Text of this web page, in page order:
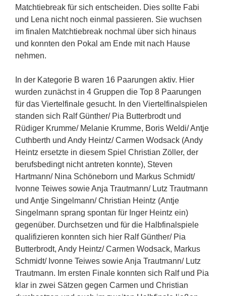
Matchtiebreak für sich entscheiden. Dies sollte Fabi
und Lena nicht noch einmal passieren. Sie wuchsen
im finalen Matchtiebreak nochmal über sich hinaus
und konnten den Pokal am Ende mit nach Hause
nehmen.
In der Kategorie B waren 16 Paarungen aktiv. Hier
wurden zunächst in 4 Gruppen die Top 8 Paarungen
für das Viertelfinale gesucht. In den Viertelfinalspielen
standen sich Ralf Günther/ Pia Butterbrodt und
Rüdiger Krumme/ Melanie Krumme, Boris Weldi/ Antje
Cuthberth und Andy Heintz/ Carmen Wodsack (Andy
Heintz ersetzte in diesem Spiel Christian Zöller, der
berufsbedingt nicht antreten konnte), Steven
Hartmann/ Nina Schöneborn und Markus Schmidt/
Ivonne Teiwes sowie Anja Trautmann/ Lutz Trautmann
und Antje Singelmann/ Christian Heintz (Antje
Singelmann sprang spontan für Inger Heintz ein)
gegenüber. Durchsetzen und für die Halbfinalspiele
qualifizieren konnten sich hier Ralf Günther/ Pia
Butterbrodt, Andy Heintz/ Carmen Wodsack, Markus
Schmidt/ Ivonne Teiwes sowie Anja Trautmann/ Lutz
Trautmann. Im ersten Finale konnten sich Ralf und Pia
klar in zwei Sätzen gegen Carmen und Christian